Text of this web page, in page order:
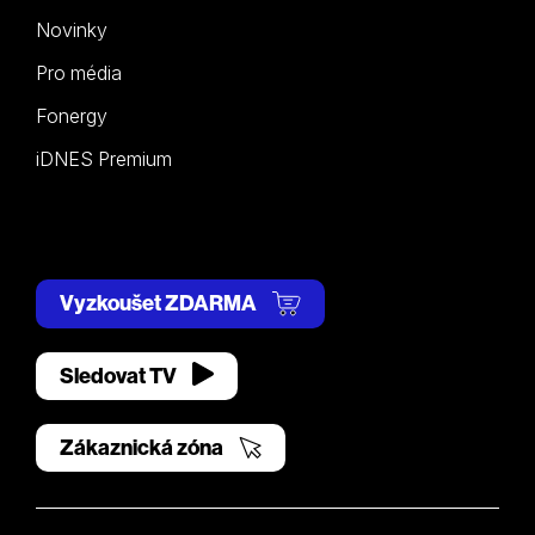
Novinky
Pro média
Fonergy
iDNES Premium
Vyzkoušet ZDARMA
Sledovat TV
Zákaznická zóna